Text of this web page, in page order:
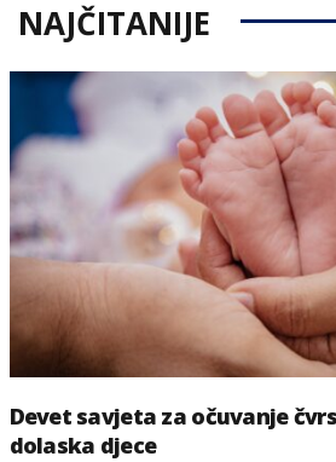
NAJČITANIJE
Devet savjeta za očuvanje
dolaska djece